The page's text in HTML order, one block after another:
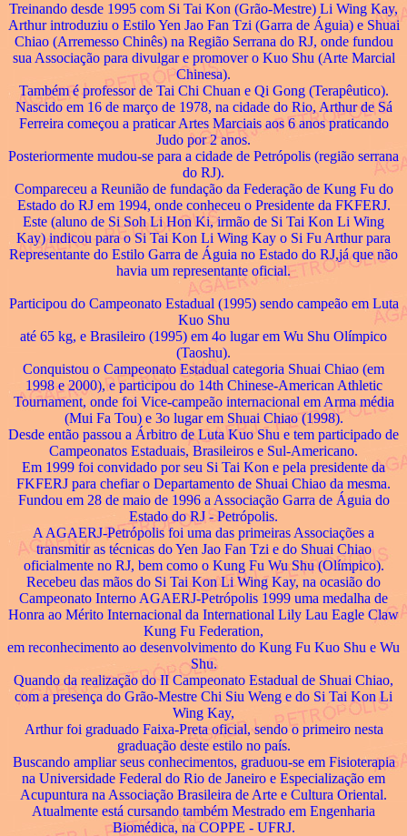
Treinando desde 1995 com Si Tai Kon (Grão-Mestre) Li Wing Kay,
Arthur introduziu o Estilo Yen Jao Fan Tzi (Garra de Águia) e Shuai
Chiao (Arremesso Chinês) na Região Serrana do RJ, onde fundou
sua Associação para divulgar e promover o Kuo Shu (Arte Marcial
Chinesa).
Também é professor de Tai Chi Chuan e Qi Gong (Terapêutico).
Nascido em 16 de março de 1978, na cidade do Rio, Arthur de Sá
Ferreira começou a praticar Artes Marciais aos 6 anos praticando
Judo por 2 anos.
Posteriormente mudou-se para a cidade de Petrópolis (região serrana
do RJ).
Compareceu a Reunião de fundação da Federação de Kung Fu do
Estado do RJ em 1994, onde conheceu o Presidente da FKFERJ.
Este (aluno de Si Soh Li Hon Ki, irmão de Si Tai Kon Li Wing
Kay) indicou para o Si Tai Kon Li Wing Kay o Si Fu Arthur para
Representante do Estilo Garra de Águia no Estado do RJ,já que não
havia um representante oficial.
Participou do Campeonato Estadual (1995) sendo campeão em Luta
Kuo Shu
até 65 kg, e Brasileiro (1995) em 4o lugar em Wu Shu Olímpico
(Taoshu).
Conquistou o Campeonato Estadual categoria Shuai Chiao (em
1998 e 2000), e participou do 14th Chinese-American Athletic
Tournament, onde foi Vice-campeão internacional em Arma média
(Mui Fa Tou) e 3o lugar em Shuai Chiao (1998).
Desde então passou a Árbitro de Luta Kuo Shu e tem participado de
Campeonatos Estaduais, Brasileiros e Sul-Americano.
Em 1999 foi convidado por seu Si Tai Kon e pela presidente da
FKFERJ para chefiar o Departamento de Shuai Chiao da mesma.
Fundou em 28 de maio de 1996 a Associação Garra de Águia do
Estado do RJ - Petrópolis.
A AGAERJ-Petrópolis foi uma das primeiras Associações a
transmitir as técnicas do Yen Jao Fan Tzi e do Shuai Chiao
oficialmente no RJ, bem como o Kung Fu Wu Shu (Olímpico).
Recebeu das mãos do Si Tai Kon Li Wing Kay, na ocasião do
Campeonato Interno AGAERJ-Petrópolis 1999 uma medalha de
Honra ao Mérito Internacional da International Lily Lau Eagle Claw
Kung Fu Federation,
em reconhecimento ao desenvolvimento do Kung Fu Kuo Shu e Wu
Shu.
Quando da realização do II Campeonato Estadual de Shuai Chiao,
com a presença do Grão-Mestre Chi Siu Weng e do Si Tai Kon Li
Wing Kay,
Arthur foi graduado Faixa-Preta oficial, sendo o primeiro nesta
graduação deste estilo no país.
Buscando ampliar seus conhecimentos, graduou-se em Fisioterapia
na Universidade Federal do Rio de Janeiro e Especialização em
Acupuntura na Associação Brasileira de Arte e Cultura Oriental.
Atualmente está cursando também Mestrado em Engenharia
Biomédica, na COPPE - UFRJ.